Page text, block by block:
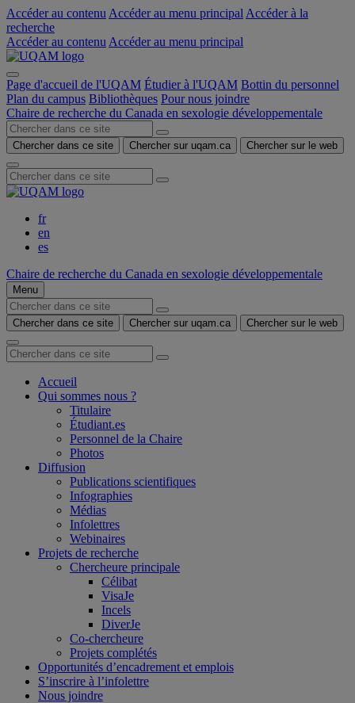
Accéder au contenu Accéder au menu principal Accéder à la
recherche
Accéder au contenu Accéder au menu principal
Page d'accueil de l'UQAM Étudier à l'UQAM Bottin du personnel
Plan du campus Bibliothèques Pour nous joindre
Chaire de recherche du Canada en sexologie développementale
Chercher dans ce site Chercher sur uqam.ca Chercher sur le web
fr
en
es
Chaire de recherche du Canada en sexologie développementale
Menu
Chercher dans ce site Chercher sur uqam.ca Chercher sur le web
Accueil
Qui sommes nous ?
Titulaire
Étudiant.es
Personnel de la Chaire
Photos
Diffusion
Publications scientifiques
Infographies
Médias
Infolettres
Webinaires
Projets de recherche
Chercheure principale
Célibat
VisaJe
Incels
DiverJe
Co-chercheure
Projets complétés
Opportunités d’encadrement et emplois
S’inscrire à l’infolettre
Nous joindre